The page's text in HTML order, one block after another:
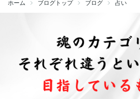
ホーム ブログトップ ブログ 占い